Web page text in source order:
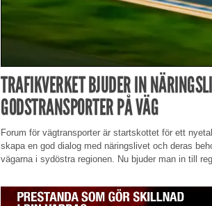
TRAFIKVERKET BJUDER IN
GODSTRANSPORTER PÅ VÄG
Forum för vägtransporter är startskottet för ett
skapa en god dialog med näringslivet och deras
vägarna i sydöstra regionen. Nu bjuder man in till